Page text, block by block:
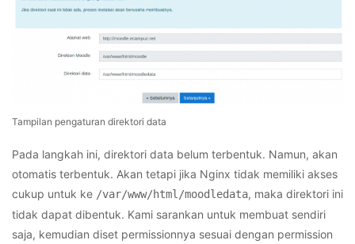
Tampilan pengaturan direktori data
Pada langkah ini, direktori data belum terbentuk. Namun, akan
otomatis terbentuk. Akan tetapi jika Nginx tidak memiliki akses
cukup untuk ke /var/www/html/moodledata, maka direktori ini
tidak dapat dibentuk. Kami sarankan untuk membuat sendiri
saja, kemudian diset permissionnya sesuai dengan permission